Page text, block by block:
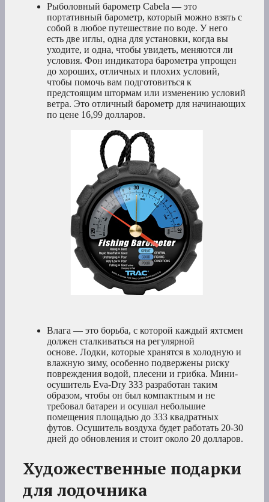
Рыболовный барометр Cabela — это
портативный барометр, который можно взять с
собой в любое путешествие по воде. У него
есть две иглы, одна для установки, когда вы
уходите, и одна, чтобы увидеть, меняются ли
условия. Фон индикатора барометра упрощен
до хороших, отличных и плохих условий,
чтобы помочь вам подготовиться к
предстоящим штормам или изменению условий
ветра. Это отличный барометр для начинающих
по цене 16,99 долларов.
Влага — это борьба, с которой каждый яхтсмен
должен сталкиваться на регулярной
основе. Лодки, которые хранятся в холодную и
влажную зиму, особенно подвержены риску
повреждения водой, плесени и грибка. Мини-
осушитель Eva-Dry 333 разработан таким
образом, чтобы он был компактным и не
требовал батареи и осушал небольшие
помещения площадью до 333 квадратных
футов. Осушитель воздуха будет работать 20-30
дней до обновления и стоит около 20 долларов.
Художественные подарки
для лодочника